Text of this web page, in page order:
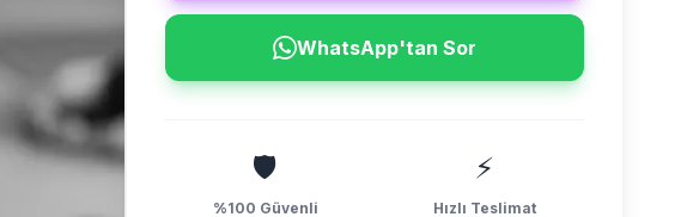
WhatsApp'tan Sor
🛡️
%100 Güvenli
⚡
Hızlı Teslimat